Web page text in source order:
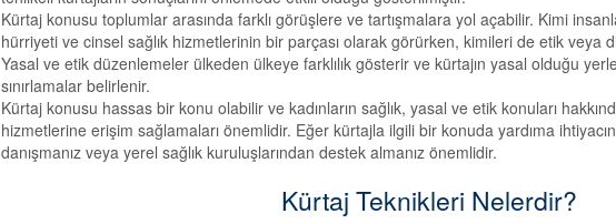
Kürtaj konusu toplumlar arasında farklı görüşlere ve tartışmalara yol açabilir. Kimi
hürriyeti ve cinsel sağlık hizmetlerinin bir parçası olarak görürken, kimileri de etik veya
Yasal ve etik düzenlemeler ülkeden ülkeye farklılık gösterir ve kürtajın yasal olduğu
sınırlamalar belirlenir.
Kürtaj konusu hassas bir konu olabilir ve kadınların sağlık, yasal ve etik konuları
hizmetlerine erişim sağlamaları önemlidir. Eğer kürtajla ilgili bir konuda yardıma
danışmanız veya yerel sağlık kuruluşlarından destek almanız önemlidir.
Kürtaj Teknikleri Nelerdir?